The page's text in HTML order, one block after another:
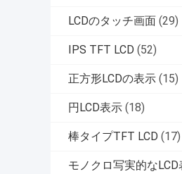
LCDのタッチ画面 (29)
IPS TFT LCD (52)
正方形LCDの表示 (15)
円LCD表示 (18)
棒タイプTFT LCD (17)
モノクロ写実的なLCD